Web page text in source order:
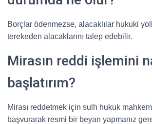
Borçlar ödenmezse, alacaklılar hukuki
terekeden alacaklarını talep edebilir.
Mirasın reddi işlemini
başlatırım?
Mirası reddetmek için sulh hukuk
başvurarak resmi bir beyan yapmanız